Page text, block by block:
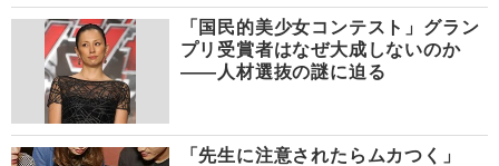
「国民的美少女コンテスト」グラン
プリ受賞者はなぜ大成しないのか
――人材選抜の謎に迫る
「先生に注意されたらムカつく」